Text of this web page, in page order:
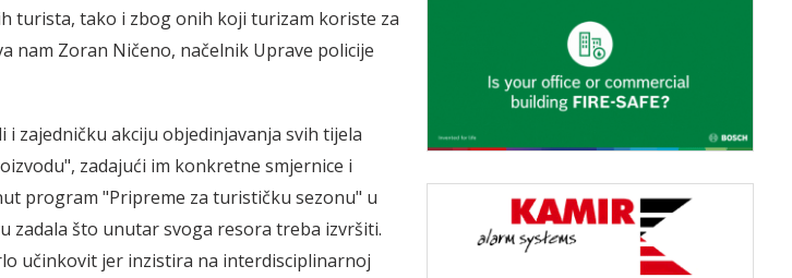
turista, tako i zbog onih koji turizam koriste za
nam Zoran Ničeno, načelnik Uprave policije
i zajedničku akciju objedinjavanja svih tijela
zadajući im konkretne smjernice i
program "Pripreme za turističku sezonu" u
zadala što unutar svoga resora treba izvršiti.
učinkovit jer inzistira na interdisciplinarnoj